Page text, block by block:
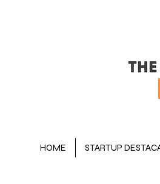
HOME STARTUP